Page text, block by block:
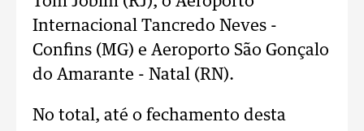
Internacional Tancredo Neves -
Confins (MG) e Aeroporto São Gonçalo
do Amarante - Natal (RN).
No total, até o fechamento desta